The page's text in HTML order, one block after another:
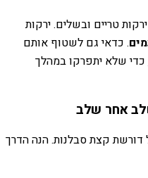
טריים ובשלים. ירקות
. כדאי גם לשטוף אותם
כדי שלא יתפרקו במהלך
אחר שלב
קצת סבלנות. הנה הדרך